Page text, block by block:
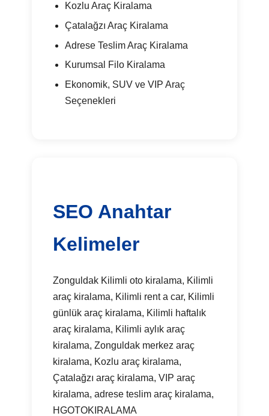
Kozlu Araç Kiralama
Çatalağzı Araç Kiralama
Adrese Teslim Araç Kiralama
Kurumsal Filo Kiralama
Ekonomik, SUV ve VIP Araç
Seçenekleri
SEO Anahtar
Kelimeler
Zonguldak Kilimli oto kiralama, Kilimli
araç kiralama, Kilimli rent a car, Kilimli
günlük araç kiralama, Kilimli haftalık
araç kiralama, Kilimli aylık araç
kiralama, Zonguldak merkez araç
kiralama, Kozlu araç kiralama,
Çatalağzı araç kiralama, VIP araç
kiralama, adrese teslim araç kiralama,
HGOTOKIRALAMA